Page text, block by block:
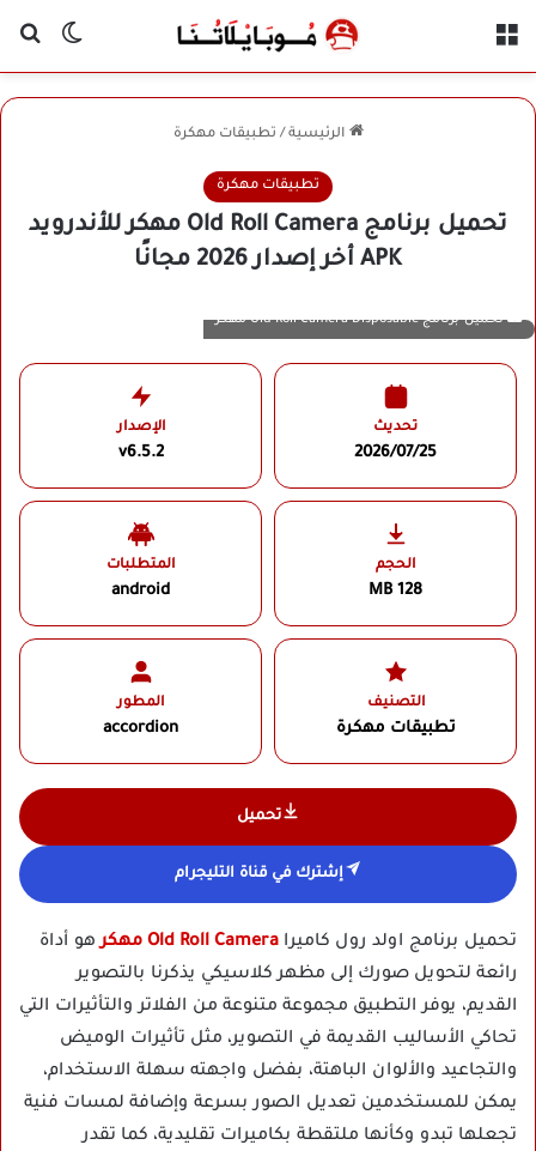
الوضع
الرئيسية / تطبيقات مهكرة
تطبيقات مهكرة
تحميل برنامج Old Roll Camera مهكر للأندرويد
APK أخر إصدار 2026 مجانًا
تحميل برنامج Old Roll Camera Disposable مهكر
تحديث
2026/07/25
الإصدار
v6.5.2
الحجم
128 MB
المتطلبات
android
التصنيف
تطبيقات مهكرة
المطور
accordion
تحميل
إشترك في قناة التليجرام
تحميل برنامج اولد رول كاميرا Old Roll Camera مهكر
هو أداة
رائعة لتحويل صورك إلى مظهر كلاسيكي يذكرنا بالتصوير
القديم، يوفر التطبيق مجموعة متنوعة من الفلاتر والتأثيرات التي
تحاكي الأساليب القديمة في التصوير، مثل تأثيرات الوميض
والتجاعيد والألوان الباهتة، بفضل واجهته سهلة الاستخدام،
يمكن للمستخدمين تعديل الصور بسرعة وإضافة لمسات فنية
تجعلها تبدو وكأنها ملتقطة بكاميرات تقليدية، كما تقدر